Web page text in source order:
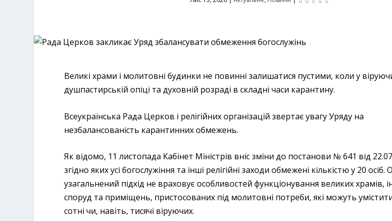
Великі храми і молитовні будинки не повинні залишатися пустими, коли у
душпастирській опіці та духовній розраді в складні часи карантину.
Всеукраїнська Рада Церков і релігійних організацій звертає увагу Уряду на
незбалансованість карантинних обмежень.
Як відомо, 11 листопада Кабінет Міністрів вніс зміни до постанови № 641 від
згідно яких усі богослужіння та інші релігійні заходи обмежені кількістю у 20
узагальнений підхід не враховує особливостей функціонування великих храмів,
споруд та приміщень, пристосованих під молитовні потреби, які можуть
сотні чи, навіть, тисячі віруючих.